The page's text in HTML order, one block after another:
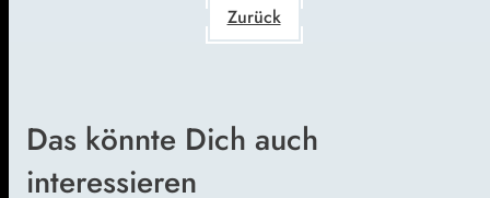
Zurück
Das könnte Dich auch
interessieren